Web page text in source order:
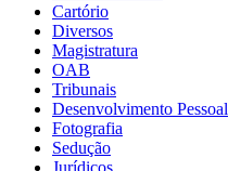
Cartório
Diversos
Magistratura
OAB
Tribunais
Desenvolvimento Pessoal
Fotografia
Sedução
Jurídicos